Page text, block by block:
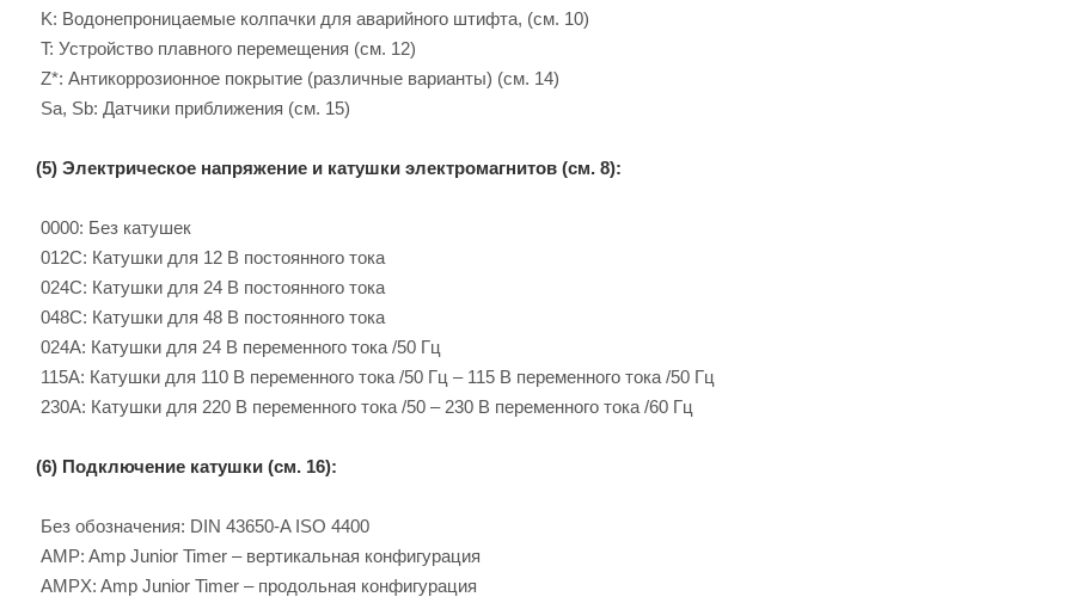
K: Водонепроницаемые колпачки для аварийного штифта, (см. 10)
T: Устройство плавного перемещения (см. 12)
Z*: Антикоррозионное покрытие (различные варианты) (см. 14)
Sa, Sb: Датчики приближения (см. 15)
(5) Электрическое напряжение и катушки электромагнитов (см. 8):
0000: Без катушек
012C: Катушки для 12 B постоянного тока
024C: Катушки для 24 B постоянного тока
048C: Катушки для 48 B постоянного тока
024A: Катушки для 24 B переменного тока /50 Гц
115A: Катушки для 110 B переменного тока /50 Гц – 115 B переменного тока /50 Гц
230A: Катушки для 220 B переменного тока /50 – 230 B переменного тока /60 Гц
(6) Подключение катушки (см. 16):
Без обозначения: DIN 43650-A ISO 4400
AMP: Amp Junior Timer – вертикальная конфигурация
AMPX: Amp Junior Timer – продольная конфигурация